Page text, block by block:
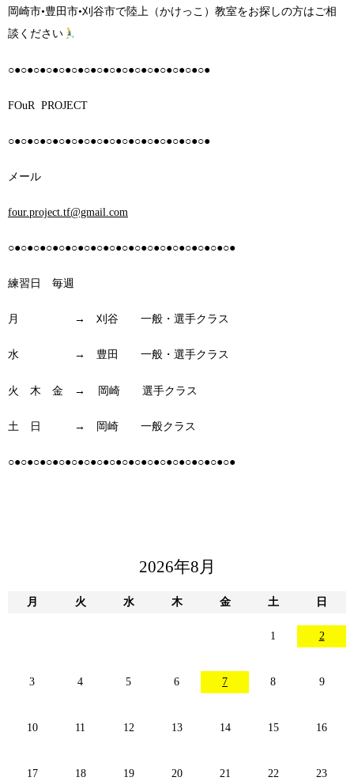
岡崎市•豊田市•刈谷市で陸上（かけっこ）教室をお探しの方はご相
談ください
○●○●○●○●○●○●○●○●○●○●○●○●○●○●○●○●
FOuR PROJECT
○●○●○●○●○●○●○●○●○●○●○●○●○●○●○●○●
メール
four.project.tf@gmail.com
○●○●○●○●○●○●○●○●○●○●○●○●○●○●○●○●○●○●
練習日 毎週
月 → 刈谷 一般・選手クラス
水 → 豊田 一般・選手クラス
火 木 金 → 岡崎 選手クラス
土 日 → 岡崎 一般クラス
○●○●○●○●○●○●○●○●○●○●○●○●○●○●○●○●○●○●
2026年8月
月 火 水 木 金 土 日
1 2
3 4 5 6 7 8 9
10 11 12 13 14 15 16
17 18 19 20 21 22 23